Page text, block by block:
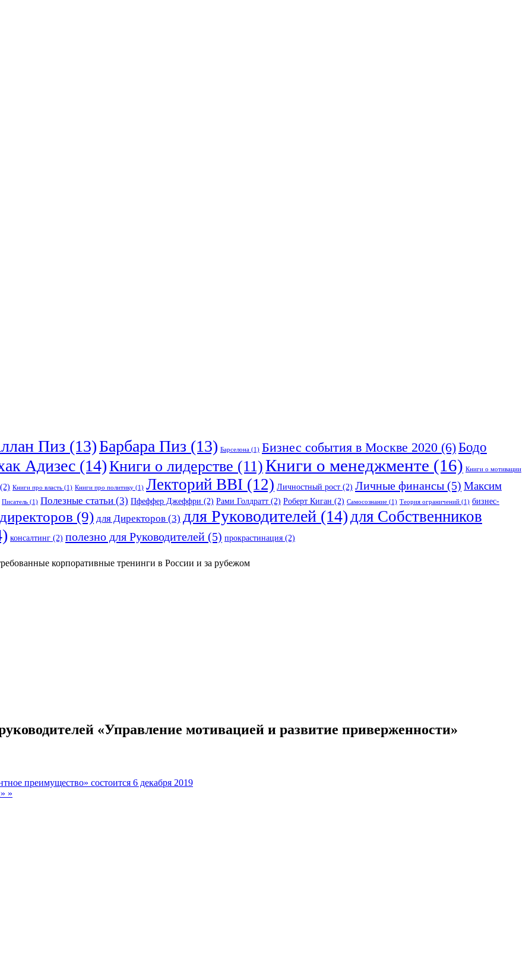
Пиз (13)Барбара Пиз (13) Барселона (1) Бизнес события в Москве 2020 (6)Бодо
Адизес (14)Книги о лидерстве (11)Книги о менеджменте (16) Книги о мотивации
Книги про власть (1) Книги про политику (1) Лекторий BBI (12) Личностный рост (2) Личные финансы (5) Максим
Писатель (1) Полезные статьи (3) Пфеффер Джеффри (2) Рами Голдратт (2) Роберт Киган (2) Самосознание (1) Теория ограничений (1) бизнес-
(9) для Директоров (3) для Руководителей (14)для Собственников
консалтинг (2) полезно для Руководителей (5) прокрастинация (2)
корпоративные тренинги в России и за рубежом
«Управление мотивацией и развитие приверженности»
преимущество» состоится 6 декабря 2019
»